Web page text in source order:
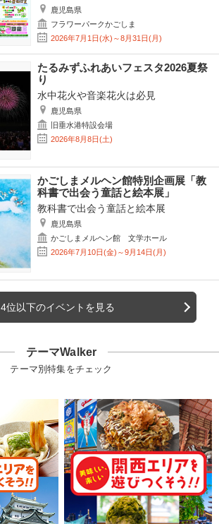
鹿児島県
フラワーパークかごしま
2026年7月1日(水)～8月31日(月)
たるみずふれあいフェスタ2026夏祭
り
水中花火や音楽花火は必見
鹿児島県
旧垂水港特設会場
2026年8月8日(土)
かごしまメルヘン館特別企画展「教
科書で出会う童話と絵本展」
教科書で出会う童話と絵本展
鹿児島県
かごしまメルヘン館 文学ホール
2026年7月10日(金)～9月14日(月)
4位以下のイベントを見る
テーマWalker
テーマ別特集をチェック